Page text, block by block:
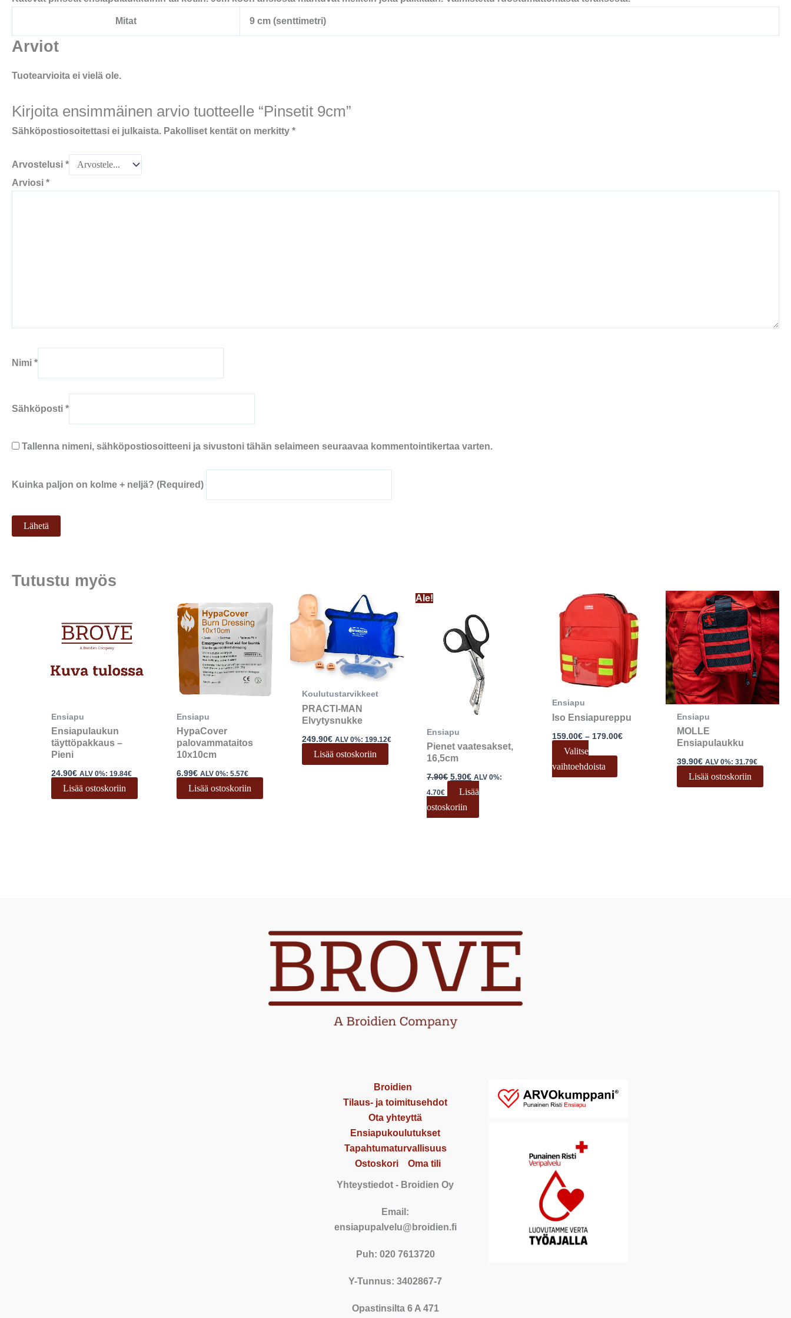
Mitat 9 cm (senttimetri)
Arviot
Tuotearvioita ei vielä ole.
Kirjoita ensimmäinen arvio tuotteelle “Pinsetit 9cm”
Sähköpostiosoitettasi ei julkaista. Pakolliset kentät on merkitty *
Arvostelusi *
Arviosi *
Nimi *
Sähköposti *
Tallenna nimeni, sähköpostiosoitteeni ja sivustoni tähän selaimeen seuraavaa kommentointikertaa varten.
Kuinka paljon on kolme + neljä? (Required)
Tutustu myös
Ensiapu
Ensiapulaukun
täyttöpakkaus –
Pieni
24.90€ ALV 0%:19.84€
Lisää ostoskoriin
Ensiapu
HypaCover
palovammataitos
10x10cm
6.99€ ALV 0%: 5.57€
Lisää ostoskoriin
Koulutustarvikkeet
PRACTI-MAN
Elvytysnukke
249.90€ ALV 0%: 199.12€
Lisää ostoskoriin
Ale!
Ensiapu
Pienet vaatesakset,
16,5cm
7.90€
7.90€.
5.90€
on:
5.90€.
ALV 0%:
4.70€
Lisää
ostoskoriin
Ensiapu
Iso Ensiapureppu
159.00€ – 179.00€
Hintaluokka:
159.00€
-
179.00€
Valitse
vaihtoehdoista
Tällä
tuotteella
on
useampi
muunnelma.
Voit
tuotteen
sivulla.
Ensiapu
MOLLE
Ensiapulaukku
39.90€ ALV 0%:31.79€
Lisää ostoskoriin
Broidien
Tilaus- ja toimitusehdot
Ota yhteyttä
Ensiapukoulutukset
Tapahtumaturvallisuus
Ostoskori
Oma tili
Yhteystiedot - Broidien Oy
Email:
ensiapupalvelu@broidien.fi
Puh: 020 7613720
Y-Tunnus: 3402867-7
Opastinsilta 6 A 471